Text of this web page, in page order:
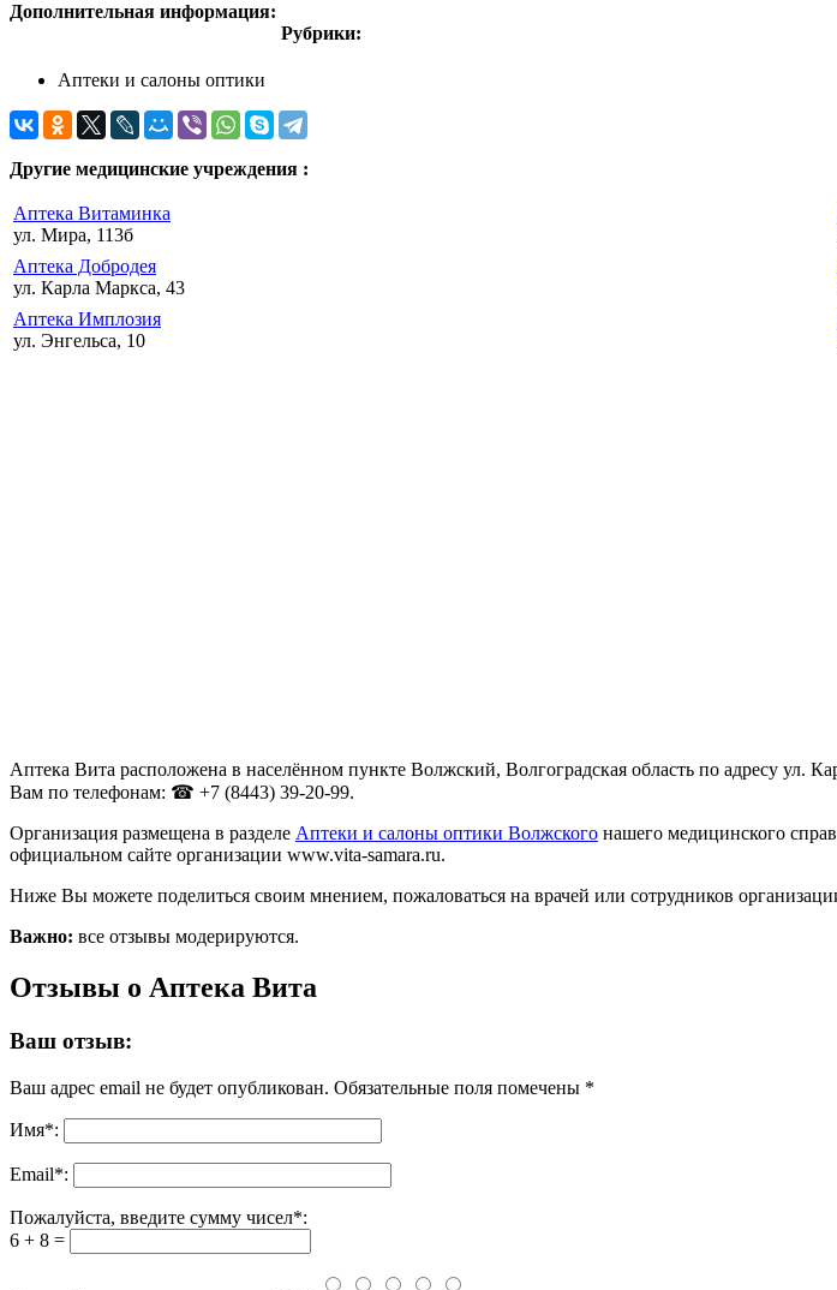
Дополнительная информация:
Рубрики:
Аптеки и салоны оптики
Другие медицинские учреждения :
Аптека Витаминка
ул. Мира, 113б
Аптека Добродея
ул. Карла Маркса, 43
Аптека Имплозия
ул. Энгельса, 10
Аптека Вита расположена в населённом пункте Волжский, Волгоградская область по адресу ул.
Вам по телефонам: ☎ +7 (8443) 39-20-99.
Организация размещена в разделе Аптеки и салоны оптики Волжского нашего медицинского
официальном сайте организации www.vita-samara.ru.
Ниже Вы можете поделиться своим мнением, пожаловаться на врачей или сотрудников
Важно: все отзывы модерируются.
Отзывы о Аптека Вита
Ваш отзыв:
Ваш адрес email не будет опубликован. Обязательные поля помечены *
Имя*:
Email*:
Пожалуйста, введите сумму чисел*:
6 + 8 =